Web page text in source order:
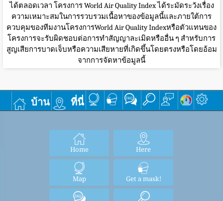
ได้ตลอดเวลา โครงการ World Air Quality Index ได้ระมัดระวังเรื่อง
ความเหมาะสมในการรวบรวมเนื้อหาของข้อมูลนี้และภายใต้การ
ควบคุมของทีมงานโครงการWorld Air Quality Indexหรือตัวแทนของ
โครงการจะรับผิดชอบต่อการทำสัญญาละเมิดหรืออื่น ๆ สำหรับการ
สูญเสียการบาดเจ็บหรือความเสียหายที่เกิดขึ้นโดยตรงหรือโดยอ้อม
จากการจัดหาข้อมูลนี้
บ้าน ที่นี่
Home Here
Map Get a mask!